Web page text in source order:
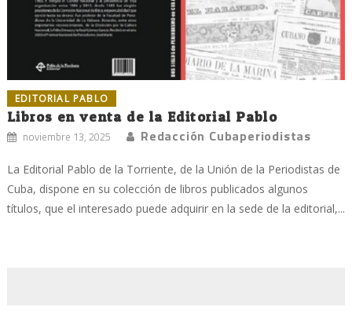
EDITORIAL PABLO
Libros en venta de la Editorial Pablo
noviembre 13, 2025 Redacción Cubaperiodistas
La Editorial Pablo de la Torriente, de la Unión de la Periodistas de
Cuba, dispone en su colección de libros publicados algunos
títulos, que el interesado puede adquirir en la sede de la editorial,...